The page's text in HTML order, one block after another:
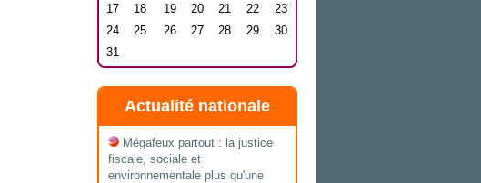
17
18 19 20 21 22
23
24
25 26 27 28 29
30
31
Actualité nationale
Mégafeux partout : la justice
fiscale, sociale et
environnementale plus qu'une